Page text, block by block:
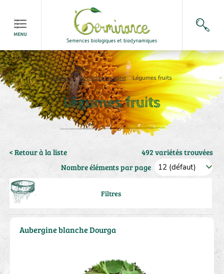
Accueil>Boutique en ligne> Légumes fruits
Légumes fruits
< Retour à la liste
492 variétés trouvées
Nombre éléments par page
Filtres
Aubergine blanche Dourga